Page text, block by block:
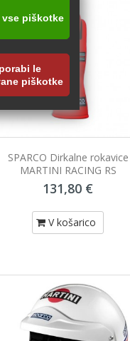
vse piškotke
le
piškotke
SPARCO Dirkalne rokavice
MARTINI RACING RS
131,80 €
V košarico